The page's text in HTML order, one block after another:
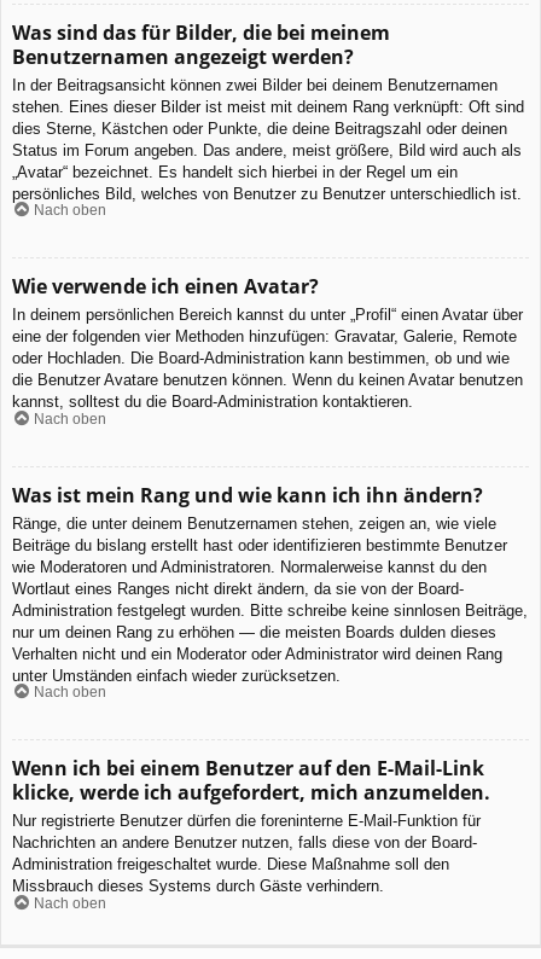
Was sind das für Bilder, die bei meinem
Benutzernamen angezeigt werden?
In der Beitragsansicht können zwei Bilder bei deinem Benutzernamen
stehen. Eines dieser Bilder ist meist mit deinem Rang verknüpft: Oft sind
dies Sterne, Kästchen oder Punkte, die deine Beitragszahl oder deinen
Status im Forum angeben. Das andere, meist größere, Bild wird auch als
„Avatar“ bezeichnet. Es handelt sich hierbei in der Regel um ein
persönliches Bild, welches von Benutzer zu Benutzer unterschiedlich ist.
Nach oben
Wie verwende ich einen Avatar?
In deinem persönlichen Bereich kannst du unter „Profil“ einen Avatar über
eine der folgenden vier Methoden hinzufügen: Gravatar, Galerie, Remote
oder Hochladen. Die Board-Administration kann bestimmen, ob und wie
die Benutzer Avatare benutzen können. Wenn du keinen Avatar benutzen
kannst, solltest du die Board-Administration kontaktieren.
Nach oben
Was ist mein Rang und wie kann ich ihn ändern?
Ränge, die unter deinem Benutzernamen stehen, zeigen an, wie viele
Beiträge du bislang erstellt hast oder identifizieren bestimmte Benutzer
wie Moderatoren und Administratoren. Normalerweise kannst du den
Wortlaut eines Ranges nicht direkt ändern, da sie von der Board-
Administration festgelegt wurden. Bitte schreibe keine sinnlosen Beiträge,
nur um deinen Rang zu erhöhen — die meisten Boards dulden dieses
Verhalten nicht und ein Moderator oder Administrator wird deinen Rang
unter Umständen einfach wieder zurücksetzen.
Nach oben
Wenn ich bei einem Benutzer auf den E-Mail-Link
klicke, werde ich aufgefordert, mich anzumelden.
Nur registrierte Benutzer dürfen die foreninterne E-Mail-Funktion für
Nachrichten an andere Benutzer nutzen, falls diese von der Board-
Administration freigeschaltet wurde. Diese Maßnahme soll den
Missbrauch dieses Systems durch Gäste verhindern.
Nach oben